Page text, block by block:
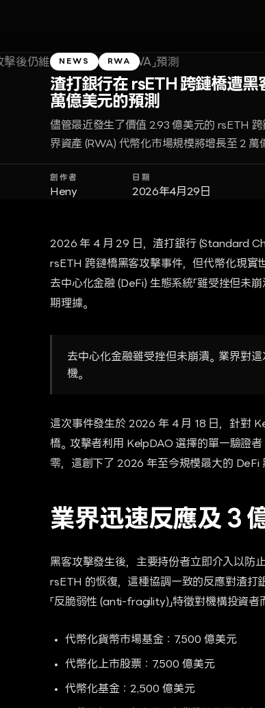
NEWS RWA
渣打銀行在 rsETH 跨鏈橋遭黑
萬億美元的預測
儘管最近發生了價值 2.93 億美元的 rsETH
界資產 (RWA) 代幣化市場規模將增長至 2 萬
創作者
Heny
日期
2026年4月29日
2026 年 4 月 29 日，渣打銀行 (Standard
rsETH 跨鏈橋黑客攻擊事件，但代幣化現實
去中心化金融 (DeFi) 生態系統「雖受挫但未
期理據。
去中心化金融雖受挫但未崩潰。業界對
機。
這次事件發生於 2026 年 4 月 18 日，針對
橋。攻擊者利用 KelpDAO 選擇的單一驗證
零，這創下了 2026 年至今規模最大的 DeFi
業界迅速反應及 3
黑客攻擊發生後，主要持份者立即介入以防
rsETH 的恢復，這種協調一致的反應對渣打
「反脆弱性 (anti-fragility)」特徵對機構投資者
代幣化貨幣市場基金：7,500 億美元
代幣化上市股票：7,500 億美元
代幣化基金：2,500 億美元